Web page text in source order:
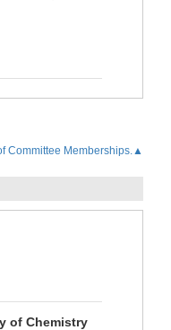
Committee Memberships.▲
of Chemistry